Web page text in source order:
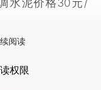
水泥价格30元/
阅读
权限